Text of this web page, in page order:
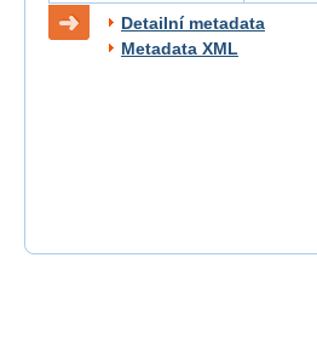
Detailní metadata
Metadata XML